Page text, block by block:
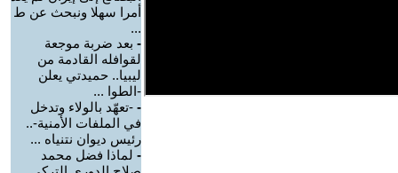
أمرا سهلا ونبحث عن ط
...
- بعد ضربة موجعة
لقوافله القادمة من
ليبيا.. حميدتي يعلن
-الطوا ...
- -تعهّد بالولاء وتدخل
في الملفات الأمنية-..
رئيس ديوان نتنياه ...
- لماذا فضل محمد